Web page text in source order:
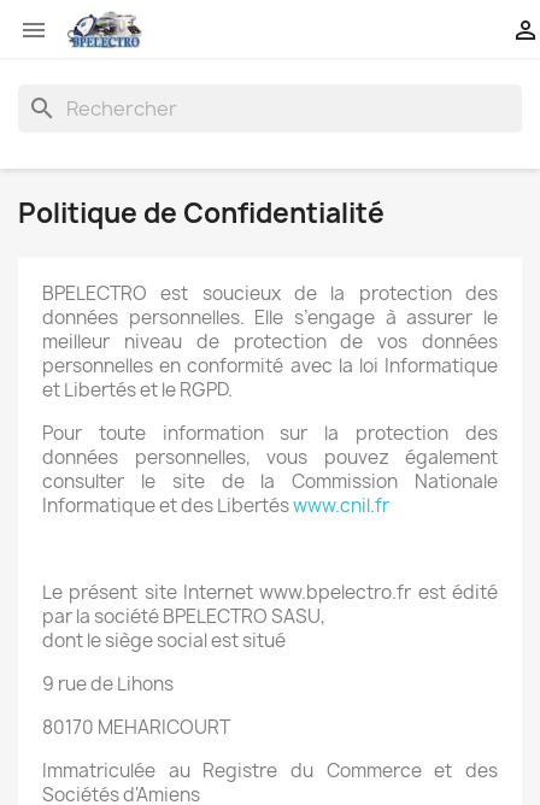
 
search
Politique de Confidentialité
BPELECTRO est soucieux de la protection des
données personnelles. Elle s’engage à assurer le
meilleur niveau de protection de vos données
personnelles en conformité avec la loi Informatique
et Libertés et le RGPD.
Pour toute information sur la protection des
données personnelles, vous pouvez également
consulter le site de la Commission Nationale
Informatique et des Libertéswww.cnil.fr
Le présent site Internet www.bpelectro.fr est édité
par la société BPELECTRO SASU,
dont le siège social est situé
9 rue de Lihons
80170 MEHARICOURT
Immatriculée au Registre du Commerce et des
Sociétés d'Amiens